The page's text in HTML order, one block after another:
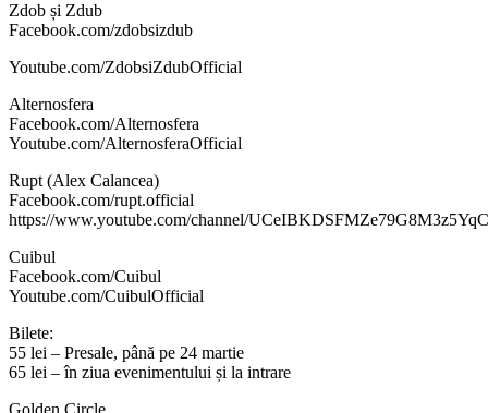
Zdob și Zdub
Facebook.com/zdobsizdub
Youtube.com/ZdobsiZdubOfficial
Alternosfera
Facebook.com/Alternosfera
Youtube.com/AlternosferaOfficial
Rupt (Alex Calancea)
Facebook.com/rupt.official
https://www.youtube.com/channel/
Cuibul
Facebook.com/Cuibul
Youtube.com/CuibulOfficial
Bilete:
55 lei – Presale, până pe 24 martie
65 lei – în ziua evenimentului și la intrare
Golden Circle